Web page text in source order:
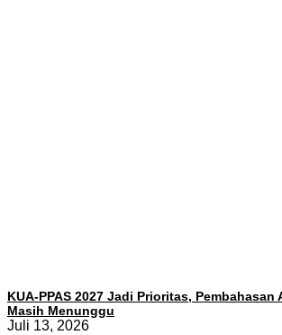
KUA-PPAS 2027 Jadi Prioritas, Pembahasan
Masih Menunggu
Juli 13, 2026